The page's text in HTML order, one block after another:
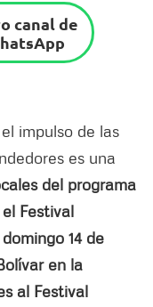
canal de
el impulso de las
es una
del programa
Festival
14 de
en la
al Festival